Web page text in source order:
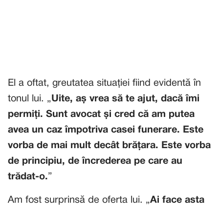
El a oftat, greutatea situației fiind evidentă în
tonul lui. „Uite, aș vrea să te ajut, dacă îmi
permiți. Sunt avocat și cred că am putea
avea un caz împotriva casei funerare. Este
vorba de mai mult decât brățara. Este vorba
de principiu, de încrederea pe care au
trădat-o.”
Am fost surprinsă de oferta lui. „Ai face asta